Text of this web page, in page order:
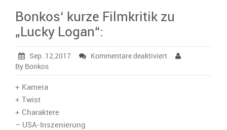
Bonkos‘ kurze Filmkritik zu
„Lucky Logan“:
Sep. 12,2017 Kommentare deaktiviertfür
By Bonkos
+ Kamera
+ Twist
+ Charaktere
– USA-Inszenierung